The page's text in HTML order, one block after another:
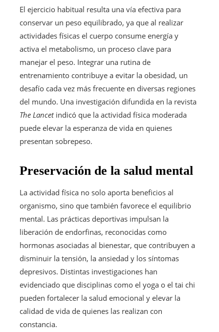
El ejercicio habitual resulta una vía efectiva para
conservar un peso equilibrado, ya que al realizar
actividades físicas el cuerpo consume energía y
activa el metabolismo, un proceso clave para
manejar el peso. Integrar una rutina de
entrenamiento contribuye a evitar la obesidad, un
desafío cada vez más frecuente en diversas regiones
del mundo. Una investigación difundida en la revista
The Lancetindicó que la actividad física moderada
puede elevar la esperanza de vida en quienes
presentan sobrepeso.
Preservación de la salud mental
La actividad física no solo aporta beneficios al
organismo, sino que también favorece el equilibrio
mental. Las prácticas deportivas impulsan la
liberación de endorfinas, reconocidas como
hormonas asociadas al bienestar, que contribuyen a
disminuir la tensión, la ansiedad y los síntomas
depresivos. Distintas investigaciones han
evidenciado que disciplinas como el yoga o el tai chi
pueden fortalecer la salud emocional y elevar la
calidad de vida de quienes las realizan con
constancia.